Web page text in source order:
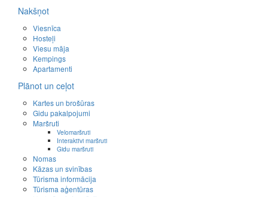
Nakšņot
Viesnīca
Hosteļi
Viesu māja
Kempings
Apartamenti
Plānot un ceļot
Kartes un brošūras
Gidu pakalpojumi
Maršruti
Velomaršruti
Interaktīvi maršruti
Gidu maršruti
Nomas
Kāzas un svinības
Tūrisma informācija
Tūrisma aģentūras